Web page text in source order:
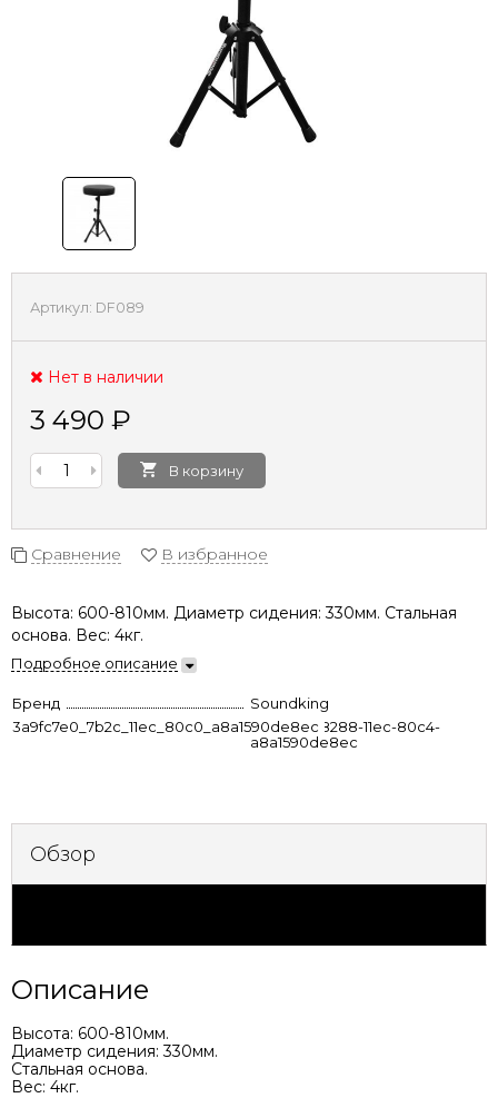
Артикул: DF089
Нет в наличии
3 490 ₽
В корзину
Сравнение В избранное
Высота: 600-810мм. Диаметр сидения: 330мм. Стальная
основа. Вес: 4кг.
Подробное описание
Бренд
Soundking
3a9fc7e0_7b2c_11ec_80c0_a8a1590de8ecfc2df8a8-8288-11ec-80c4-
a8a1590de8ec
Обзор
Описание
Высота: 600-810мм.
Диаметр сидения: 330мм.
Стальная основа.
Вес: 4кг.